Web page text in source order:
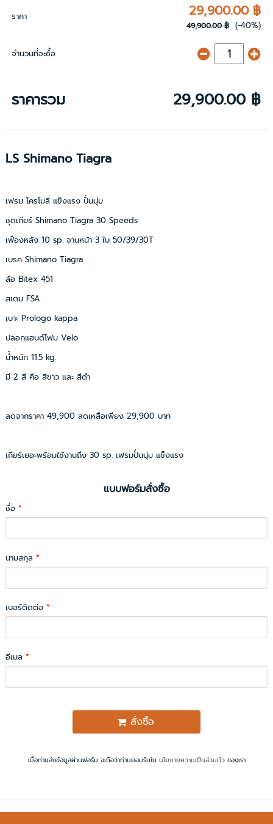
ราคา 29,900.00 ฿
49,900.00 ฿ (-40%)
จำนวนที่จะซื้อ
ราคารวม 29,900.00 ฿
LS Shimano Tiagra
เฟรม โครโมลี่ แข็งแรง ปั่นนุ่ม
ชุดเกียร์ Shimano Tiagra 30 Speeds
เฟืองหลัง 10 sp. จานหน้า 3 ใบ 50/39/30T
เบรค Shimano Tiagra
ล้อ Bitex 451
สเตม FSA
เบาะ Prologo kappa
ปลอกแฮนด์โฟม Velo
น้ำหนัก 11.5 kg.
มี 2 สี คือ สีขาว และ สีดำ
ลดจากราคา 49,900 ลดเหลือเพียง 29,900 บาท
เกียร์เยอะพร้อมใช้งานถึง 30 sp. เฟรมปั่นนุ่ม แข็งแรง
แบบฟอร์มสั่งซื้อ
ชื่อ*
นามสกุล*
เบอร์ติดต่อ*
อีเมล*
สั่งซื้อ
เมื่อท่านส่งข้อมูลผ่านฟอร์ม จะถือว่าท่านยอมรับใน นโยบายความเป็นส่วนตัวของเรา